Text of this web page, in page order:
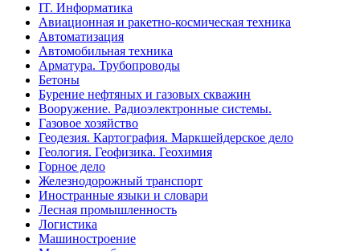
IT. Информатика
Авиационная и ракетно-космическая техника
Автоматизация
Автомобильная техника
Арматура. Трубопроводы
Бетоны
Бурение нефтяных и газовых скважин
Вооружение. Радиоэлектронные системы.
Газовое хозяйство
Геодезия. Картография. Маркшейдерское дело
Геология. Геофизика. Геохимия
Горное дело
Железнодорожный транспорт
Иностранные языки и словари
Лесная промышленность
Логистика
Машиностроение